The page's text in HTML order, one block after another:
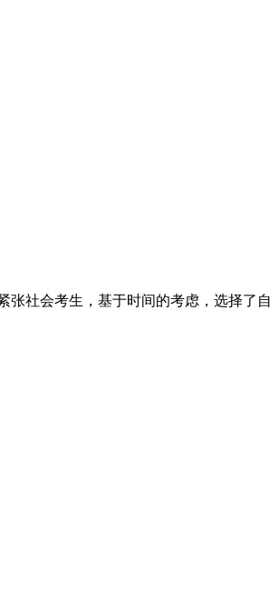
张社会考生，基于时间的考虑，选择了自